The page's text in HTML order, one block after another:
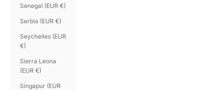
Senegal (EUR €)
Serbia (EUR €)
Seychelles (EUR
€)
Sierra Leona
(EUR €)
Singapur (EUR